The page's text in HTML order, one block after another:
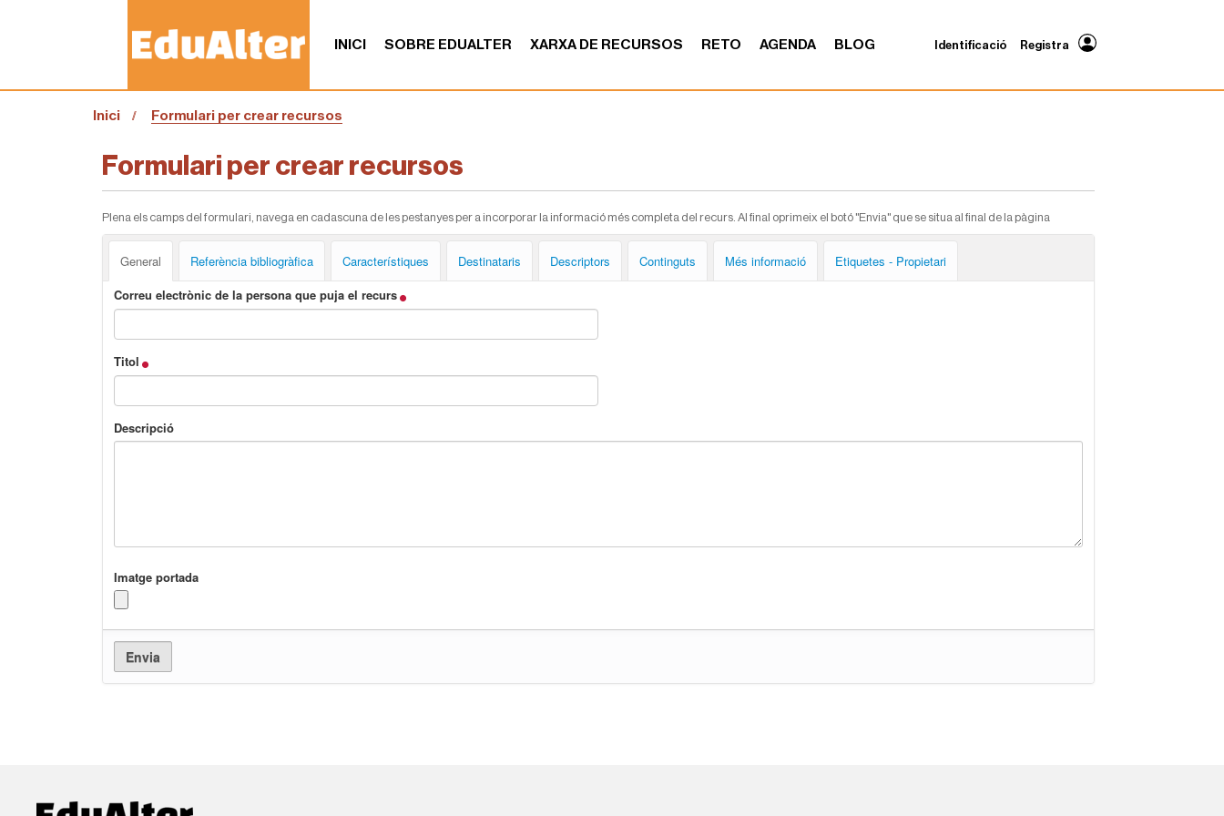
INICI SOBRE EDUALTER XARXA DE RECURSOS RETO AGENDA BLOG Identificació Registra
oInici Formulari per crear recursos
Formulari per crear recursos
Plena els camps del formulari, navega en cadascuna de les pestanyes per a incorporar la informació més completa del recurs. Al final oprimeix el botó "Envia" que se situa al final de la pàgina
General Referència bibliogràfica Característiques Destinataris Descriptors Continguts Més informació
Etiquetes - Propietari
Correu electrònic de la persona que puja el recurs
Titol
Descripció
Imatge portada